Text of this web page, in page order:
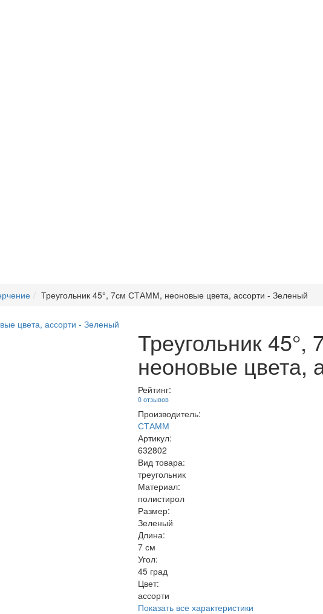
Треугольник 45°, 7см СТАММ, неоновые цвета, ассорти - Зеленый
Треугольник
неоновые цвета,
Рейтинг:
0 отзывов
Производитель:
СТАММ
Артикул:
632802
Вид товара:
треугольник
Материал:
полистирол
Размер:
Зеленый
Длина:
7 см
Угол:
45 град
Цвет:
ассорти
Показать все характеристики